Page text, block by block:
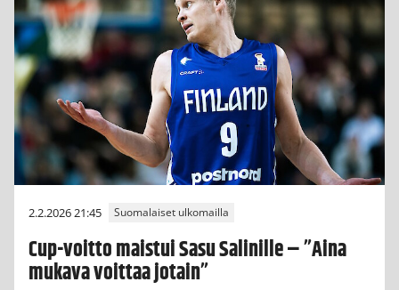
2.2.2026 21:45 Suomalaiset ulkomailla
Cup-voitto maistui Sasu Salinille – ”Aina
mukava voittaa jotain”